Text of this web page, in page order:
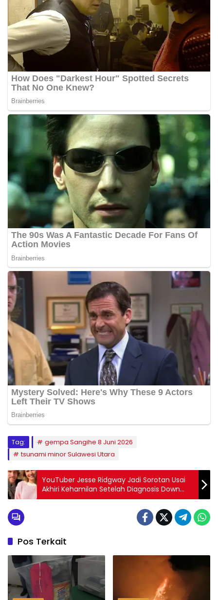
Tag:
gempa Sangihe 8 Juni 2026
tsunami minor Sulawesi Utara
YouTuber Jesse Ridgway Jadi Sorotan Usai
Akhiri Kehamilan Setelah Diagnosis Down
Syndrome, Picu Perdebatan di Media Sosial
Pos Terkait